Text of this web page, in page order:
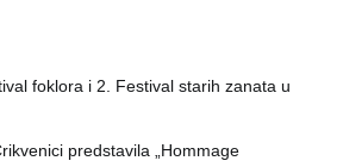
foklora i 2. Festival starih zanata u
predstavila „Hommage